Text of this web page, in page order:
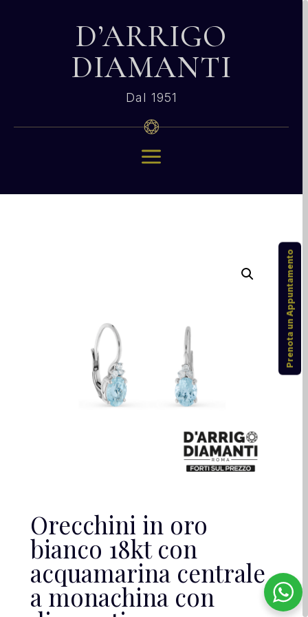
D’ARRIGO
DIAMANTI
Dal 1951
a
Orecchini in oro
bianco 18kt con
acquamarina centrale
a monachina con
Prenota un Appuntamento